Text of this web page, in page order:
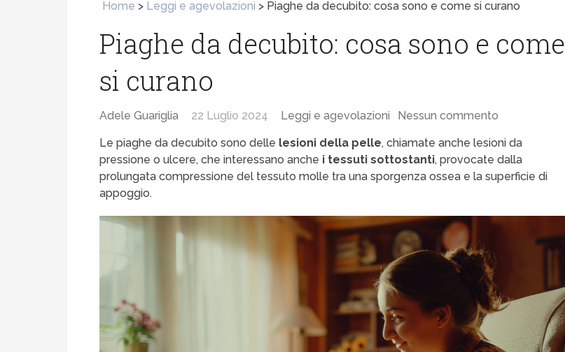
Home > Leggi e agevolazioni > Piaghe da decubito: cosa sono e come si curano
Piaghe da decubito: cosa sono e come
si curano
Adele Guariglia 22 Luglio 2024 Leggi e agevolazioni Nessun commento
Le piaghe da decubito sono delle lesioni della pelle, chiamate anche lesioni da
pressione o ulcere, che interessano anche i tessuti sottostanti, provocate dalla
prolungata compressione del tessuto molle tra una sporgenza ossea e la superficie di
appoggio.